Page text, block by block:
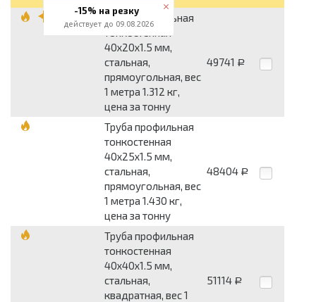
Труба профильная
тонкостенная
40x20x1.5 мм,
стальная,
прямоугольная, вес
1 метра 1.312 кг,
цена за тонну
49741 Р
Труба профильная
тонкостенная
40x25x1.5 мм,
стальная,
прямоугольная, вес
1 метра 1.430 кг,
цена за тонну
48404 Р
Труба профильная
тонкостенная
40x40x1.5 мм,
стальная,
квадратная, вес 1
51114 Р
-15% на резку
действует до 09.08.2026